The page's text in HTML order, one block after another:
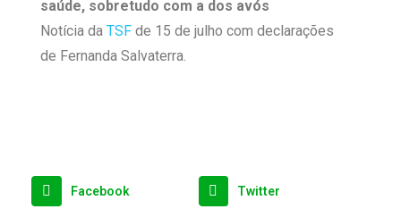
saúde, sobretudo com a dos avós
Notícia da TSF de 15 de julho com declarações
de Fernanda Salvaterra.
Facebook Twitter